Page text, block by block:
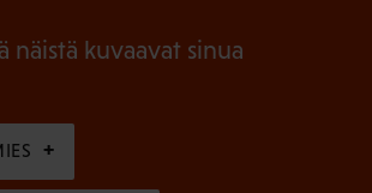
näistä kuvaavat sinua